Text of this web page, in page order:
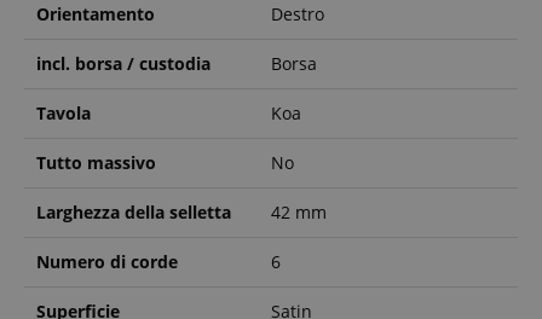
Orientamento Destro
incl. borsa / custodia Borsa
Tavola Koa
Tutto massivo No
Larghezza della selletta 42 mm
Numero di corde 6
Superficie Satin